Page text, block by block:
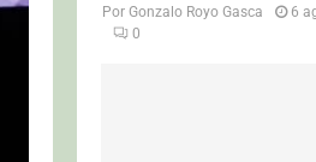
PorGonzalo Royo Gasca
6
0